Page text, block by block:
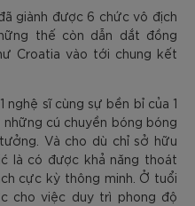
giành được 6 chức vô địch
thế còn dẫn dắt đồng
Croatia vào tới chung kết
sĩ cùng sự bền bỉ của 1
cú chuyền bóng bóng
Và cho dù chỉ sở hữu
là có được khả năng thoát
cực kỳ thông minh. Ở tuổi
cho việc duy trì phong độ